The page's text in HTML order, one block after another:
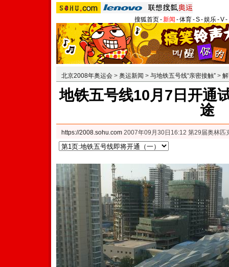
搜狐首页-新闻 -体育-S-娱乐-V-
北京2008年奥运会 > 奥运新闻 > 与地铁五号线“亲密接触” >
地铁五号线10月7日开通
途
https://2008.sohu.com 2007年09月30日16:12 第29届奥林匹